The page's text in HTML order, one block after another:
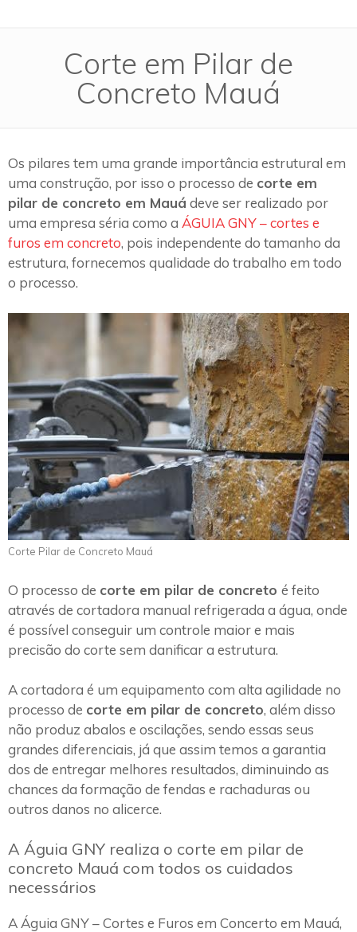
Corte em Pilar de
Concreto Mauá
Os pilares tem uma grande importância estrutural em
uma construção, por isso o processo de corte em
pilar de concreto em Mauá deve ser realizado por
uma empresa séria como a ÁGUIA GNY – cortes e
furos em concreto, pois independente do tamanho da
estrutura, fornecemos qualidade do trabalho em todo
o processo.
Corte Pilar de Concreto Mauá
O processo de corte em pilar de concreto é feito
através de cortadora manual refrigerada a água, onde
é possível conseguir um controle maior e mais
precisão do corte sem danificar a estrutura.
A cortadora é um equipamento com alta agilidade no
processo de corte em pilar de concreto, além disso
não produz abalos e oscilações, sendo essas seus
grandes diferenciais, já que assim temos a garantia
dos de entregar melhores resultados, diminuindo as
chances da formação de fendas e rachaduras ou
outros danos no alicerce.
A Águia GNY realiza o corte em pilar de
concreto Mauá com todos os cuidados
necessários
A Águia GNY – Cortes e Furos em Concerto em Mauá,